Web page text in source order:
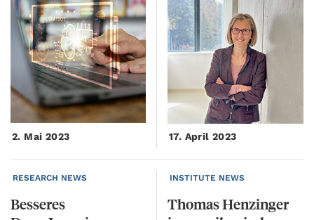
2. Mai 2023 17. April 2023
RESEARCH NEWS
Besseres
INSTITUTE NEWS
Thomas Henzinger